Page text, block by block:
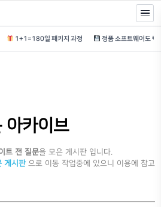
캠퍼스 1+1=180일 패키지 과정
아카이브
트 전 질문을 모은 게시판 입니다.
게시판 으로 이동 작업중에 있으니 이용에 참고